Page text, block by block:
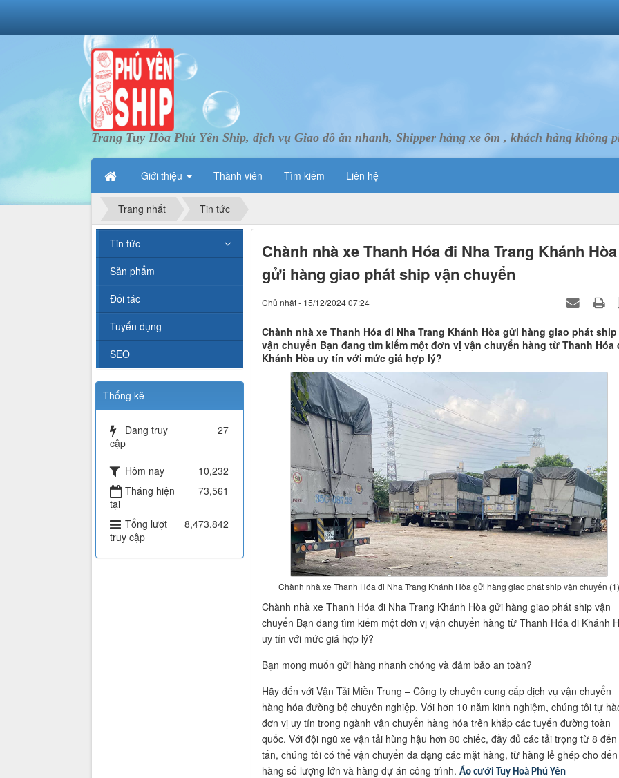
Trang Tuy Hòa Phú Yên Ship, dịch vụ Giao đồ ăn nhanh, Shipper hàng xe ôm , khách hàng không
Giới thiệu Thành viên Tìm kiếm Liên hệ
Trang nhất Tin tức
Chành nhà xe Thanh Hóa đi Nha Trang Khánh Hòa
gửi hàng giao phát ship vận chuyển
Chủ nhật - 15/12/2024 07:24
Chành nhà xe Thanh Hóa đi Nha Trang Khánh Hòa gửi hàng giao phát ship
vận chuyển Bạn đang tìm kiếm một đơn vị vận chuyển hàng từ Thanh Hóa
Khánh Hòa uy tín với mức giá hợp lý?
Chành nhà xe Thanh Hóa đi Nha Trang Khánh Hòa gửi hàng giao phát ship vận chuyển (1)
Chành nhà xe Thanh Hóa đi Nha Trang Khánh Hòa gửi hàng giao phát ship vận
chuyển Bạn đang tìm kiếm một đơn vị vận chuyển hàng từ Thanh Hóa đi Khánh
uy tín với mức giá hợp lý?
Bạn mong muốn gửi hàng nhanh chóng và đảm bảo an toàn?
Hãy đến với Vận Tải Miền Trung – Công ty chuyên cung cấp dịch vụ vận chuyển
hàng hóa đường bộ chuyên nghiệp. Với hơn 10 năm kinh nghiệm, chúng tôi tự
đơn vị uy tín trong ngành vận chuyển hàng hóa trên khắp các tuyến đường toàn
quốc. Với đội ngũ xe vận tải hùng hậu hơn 80 chiếc, đầy đủ các tải trọng từ 8
tấn, chúng tôi có thể vận chuyển đa dạng các mặt hàng, từ hàng lẻ ghép cho đến
hàng số lượng lớn và hàng dự án công trình. Áo cưới Tuy Hoà Phú Yên
Tin tức
Sản phẩm
Đối tác
Tuyển dụng
SEO
Thống kê
Đang truy
cập
27
Hôm nay
10,232
Tháng hiện
tại
73,561
Tổng lượt
truy cập
8,473,842